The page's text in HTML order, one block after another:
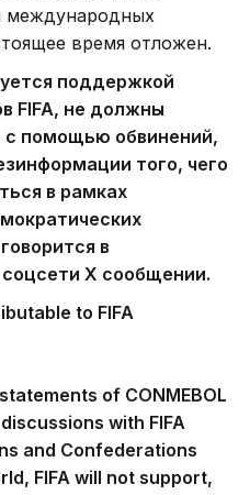
международных
время отложен.
поддержкой
FIFA, не должны
с помощью обвинений,
того, чего
в рамках
в
соцсети Х сообщении.
to FIFA
of CONMEBOL
with FIFA
and Confederations
FIFA will not support,